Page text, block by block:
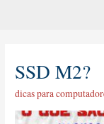
SSD M2?
dicas para
SSD
M2?